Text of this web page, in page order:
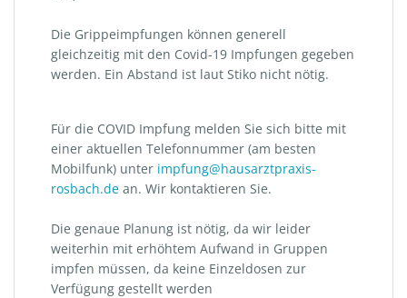
Die Grippeimpfungen können generell
gleichzeitig mit den Covid-19 Impfungen gegeben
werden. Ein Abstand ist laut Stiko nicht nötig.
Für die COVID Impfung melden Sie sich bitte mit
einer aktuellen Telefonnummer (am besten
Mobilfunk) unter impfung@hausarztpraxis-
rosbach.de an. Wir kontaktieren Sie.
Die genaue Planung ist nötig, da wir leider
weiterhin mit erhöhtem Aufwand in Gruppen
impfen müssen, da keine Einzeldosen zur
Verfügung gestellt werden